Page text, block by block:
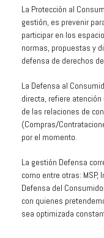
La Protección al
gestión, es prevenir
participar en los
normas, propuestas y
defensa de derechos
La Defensa al
directa, refiere
de las relaciones de
(Compras/
por el momento.
La gestión Defensa
como entre otras: MSP,
Defensa del
con quienes
sea optimizada